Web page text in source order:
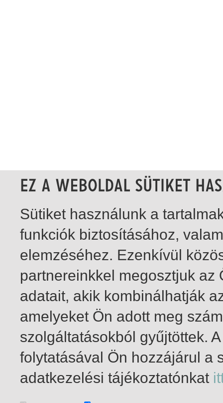
1-2 / total 2 hit
Sütiket használunk a
funkciók biztosításához,
elemzéséhez. Ezenkívül
partnereinkkel megosztjuk
adatait, akik kombinálhatják
amelyeket Ön adott meg
szolgáltatásokból gyűjtöttek.
folytatásával Ön hozzájárul a
adatkezelési tájékoztatónkat